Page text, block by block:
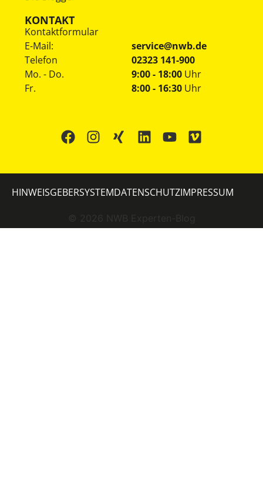
KONTAKT
Kontaktformular
E-Mail:
service@nwb.de
Telefon
02323 141-900
Mo. - Do.
Fr.
9:00 - 18:00 Uhr
8:00 - 16:30 Uhr
© 2026 NWB Experten-Blog
HINWEISGEBERSYSTEMDATENSCHUTZIMPRESSUM